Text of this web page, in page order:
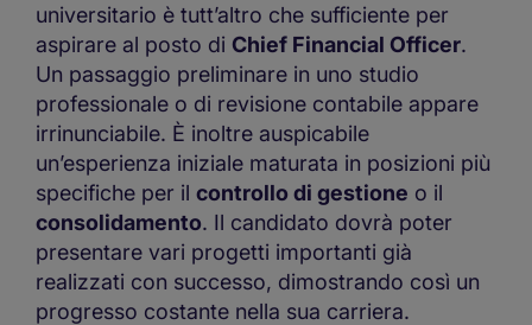
universitario è tutt’altro che sufficiente per
aspirare al posto di Chief Financial Officer.
Un passaggio preliminare in uno studio
professionale o di revisione contabile appare
irrinunciabile. È inoltre auspicabile
un’esperienza iniziale maturata in posizioni più
specifiche per il controllo di gestione o il
consolidamento. Il candidato dovrà poter
presentare vari progetti importanti già
realizzati con successo, dimostrando così un
progresso costante nella sua carriera.